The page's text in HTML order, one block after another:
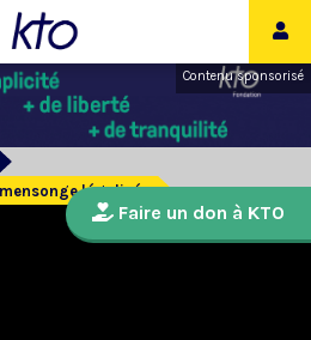
Contenu sponsorisé
légalisé
Faire un don à KTO